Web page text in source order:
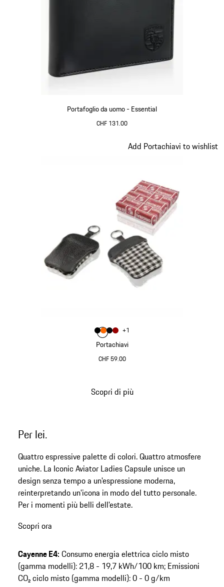
Portafoglio da uomo - Essential
CHF 131.00
Portachiavi
CHF 59.00
Add Portachiavi to wishlist
Colore
ColoreNero
Colore orange
Colore
Colore
+1
Scopri di più
della
galleria
dei
prodotti
Per lei.
Quattro espressive palette di colori. Quattro atmosfere
uniche. La Iconic Aviator Ladies Capsule unisce un
design senza tempo a un'espressione moderna,
reinterpretando un'icona in modo del tutto personale.
Per i momenti più belli dell'estate.
Scopri ora
Cayenne E4: Consumo energia elettrica ciclo misto
(gamma modelli): 21,8 - 19,7 kWh/100 km; Emissioni
CO₂ ciclo misto (gamma modelli): 0 - 0 g/km